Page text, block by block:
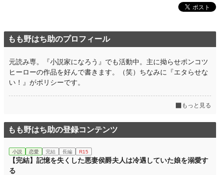
累計ポイント 75,809 pt (35,563 位)
もも野はち助のプロフィール
元読み専。『小説家になろう』でも活動中。主に拗らせポンコツ
ヒーローの作品を好んで書きます。（笑）ちなみに『エタらせな
い！』がポリシーです。
もっと見る
もも野はち助の登録コンテンツ
小説 恋愛 完結 長編 R15
【完結】記憶を失くした悪妻侯爵夫人は冷遇していた娘を溺愛す
る